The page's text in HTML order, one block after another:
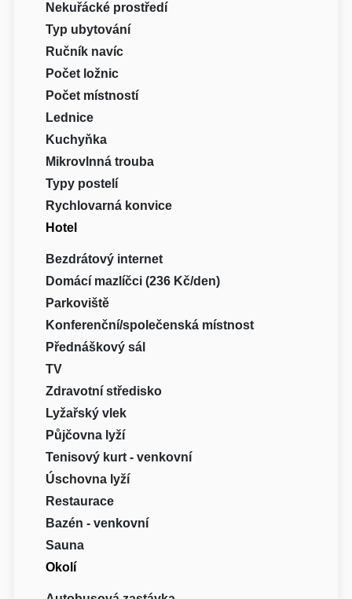
Nekuřácké prostředí
Typ ubytování
Ručník navíc
Počet ložnic
Počet místností
Lednice
Kuchyňka
Mikrovlnná trouba
Typy postelí
Rychlovarná konvice
Hotel
Bezdrátový internet
Domácí mazlíčci (236 Kč/den)
Parkoviště
Konferenční/společenská místnost
Přednáškový sál
TV
Zdravotní středisko
Lyžařský vlek
Půjčovna lyží
Tenisový kurt - venkovní
Úschovna lyží
Restaurace
Bazén - venkovní
Sauna
Okolí